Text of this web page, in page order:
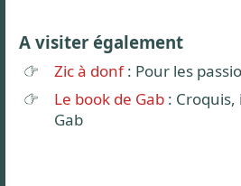
A visiter également
Zic à donf: Pour les
Le book de Gab :
Gab